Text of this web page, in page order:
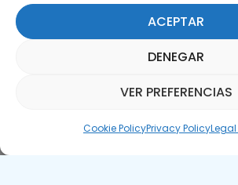
ACEPTAR
DENEGAR
VER PREFERENCIAS
Cookie PolicyPrivacy Policy